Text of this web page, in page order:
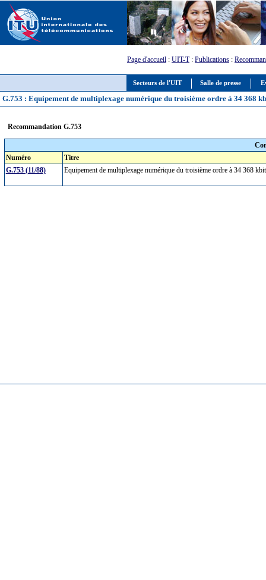
Secteurs de l'UIT Salle de presse
Page d'accueil : UIT-T: Publications :
G.753 : Equipement de multiplexage numérique du troisième ordre à 34 368
Recommandation G.753
Numéro
Titre
G.753 (11/88)
Equipement de multiplexage numérique du troisième ordre à 34 368